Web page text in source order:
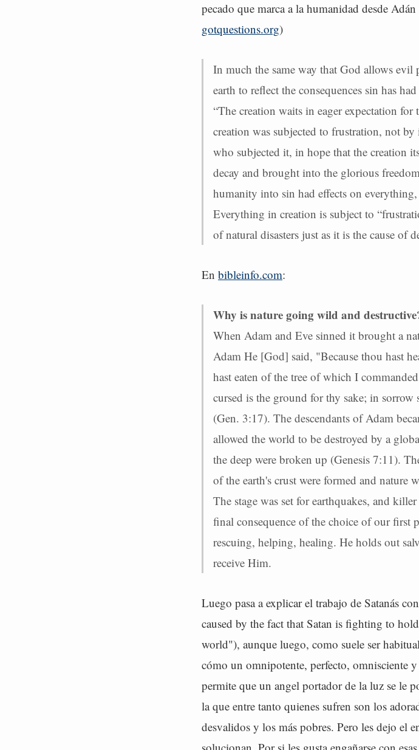
pecado que marca a la humanidad desde
gotquestions.org)
In much the same way that God allows
earth to reflect the consequences sin has
“The creation waits in eager expectation
creation was subjected to frustration, not
who subjected it, in hope that the creation
decay and brought into the glorious
humanity into sin had effects on
Everything in creation is subject to
of natural disasters just as it is the cause of
En bibleinfo.com:
Why is nature going wild and
When Adam and Eve sinned it brought a
Adam He [God] said, "Because thou hast
hast eaten of the tree of which I
cursed is the ground for thy sake; in
(Gen. 3:17). The descendants of Adam
allowed the world to be destroyed by a
the deep were broken up (Genesis 7:11).
of the earth's crust were formed and nature
The stage was set for earthquakes, and
final consequence of the choice of our first
rescuing, helping, healing. He holds out
receive Him.
Luego pasa a explicar el trabajo de Satanás
caused by the fact that Satan is fighting to
world"), aunque luego, como suele ser
cómo un omnipotente, perfecto, omnisciente
permite que un angel portador de la luz se le
la que entre tanto quienes sufren son los
desvalidos y los más pobres. Pero les dejo el